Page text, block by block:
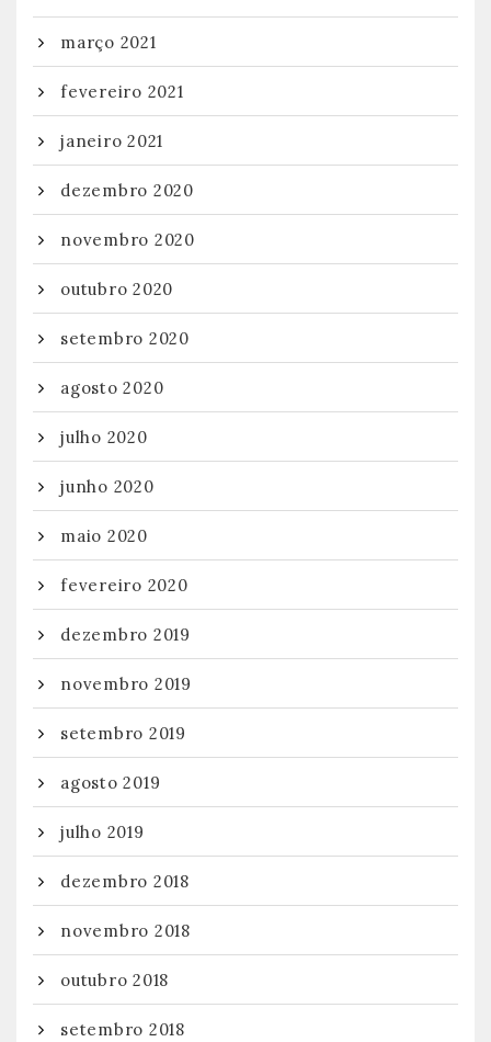
março 2021
fevereiro 2021
janeiro 2021
dezembro 2020
novembro 2020
outubro 2020
setembro 2020
agosto 2020
julho 2020
junho 2020
maio 2020
fevereiro 2020
dezembro 2019
novembro 2019
setembro 2019
agosto 2019
julho 2019
dezembro 2018
novembro 2018
outubro 2018
setembro 2018